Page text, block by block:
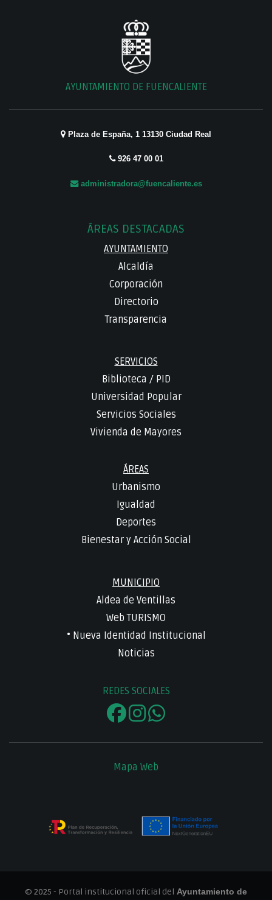
AYUNTAMIENTO DE FUENCALIENTE
Plaza de España, 1 13130 Ciudad Real
926 47 00 01
administradora@fuencaliente.es
ÁREAS DESTACADAS
AYUNTAMIENTO
Alcaldía
Corporación
Directorio
Transparencia
SERVICIOS
Biblioteca / PID
Universidad Popular
Servicios Sociales
Vivienda de Mayores
ÁREAS
Urbanismo
Igualdad
Deportes
Bienestar y Acción Social
MUNICIPIO
Aldea de Ventillas
Web TURISMO
• Nueva Identidad Institucional
Noticias
REDES SOCIALES
Mapa Web
© 2025 - Portal institucional oficial del Ayuntamiento de